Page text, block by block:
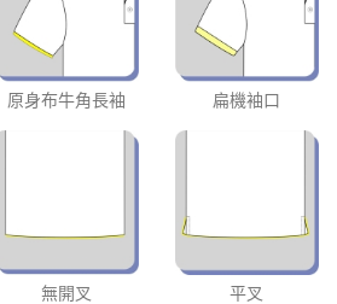
原身布牛角長袖 扁機袖口
無開叉 平叉